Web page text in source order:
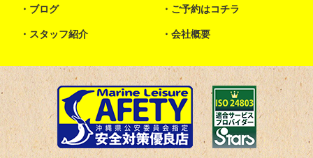
ブログ ご予約はコチラ
スタッフ紹介 会社概要